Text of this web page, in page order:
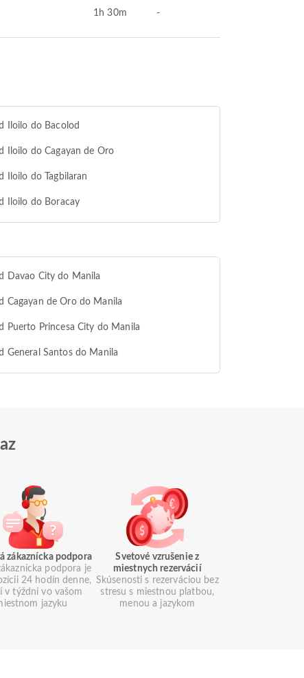
1h 30m -
Iloilo do Bacolod
Iloilo do Cagayan de Oro
Iloilo do Tagbilaran
Iloilo do Boracay
Davao City do Manila
Cagayan de Oro do Manila
Puerto Princesa City do Manila
General Santos do Manila
zákaznícka podpora
podpora je
24 hodín denne,
v týždni vo vašom
jazyku
Svetové vzrušenie z
miestnych rezervácií
Skúsenosti s rezerváciou bez
stresu s miestnou platbou,
menou a jazykom